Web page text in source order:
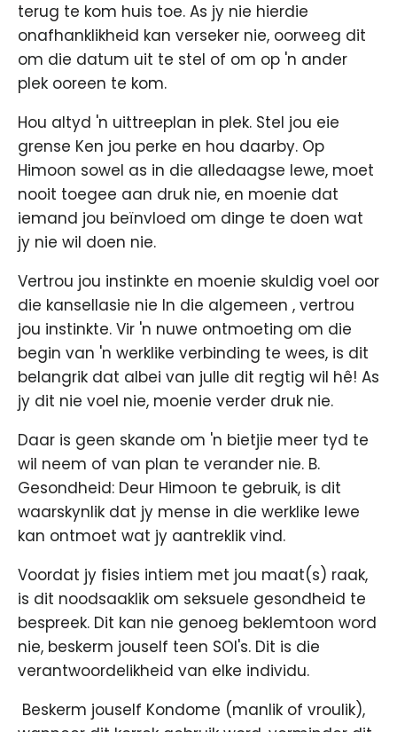
terug te kom huis toe. As jy nie hierdie
onafhanklikheid kan verseker nie, oorweeg dit
om die datum uit te stel of om op 'n ander
plek ooreen te kom.
Hou altyd 'n uittreeplan in plek. Stel jou eie
grense Ken jou perke en hou daarby. Op
Himoon sowel as in die alledaagse lewe, moet
nooit toegee aan druk nie, en moenie dat
iemand jou beïnvloed om dinge te doen wat
jy nie wil doen nie.
Vertrou jou instinkte en moenie skuldig voel oor
die kansellasie nie In die algemeen , vertrou
jou instinkte. Vir 'n nuwe ontmoeting om die
begin van 'n werklike verbinding te wees, is dit
belangrik dat albei van julle dit regtig wil hê! As
jy dit nie voel nie, moenie verder druk nie.
Daar is geen skande om 'n bietjie meer tyd te
wil neem of van plan te verander nie. B.
Gesondheid: Deur Himoon te gebruik, is dit
waarskynlik dat jy mense in die werklike lewe
kan ontmoet wat jy aantreklik vind.
Voordat jy fisies intiem met jou maat(s) raak,
is dit noodsaaklik om seksuele gesondheid te
bespreek. Dit kan nie genoeg beklemtoon word
nie, beskerm jouself teen SOI's. Dit is die
verantwoordelikheid van elke individu.
​ Beskerm jouself Kondome (manlik of vroulik),